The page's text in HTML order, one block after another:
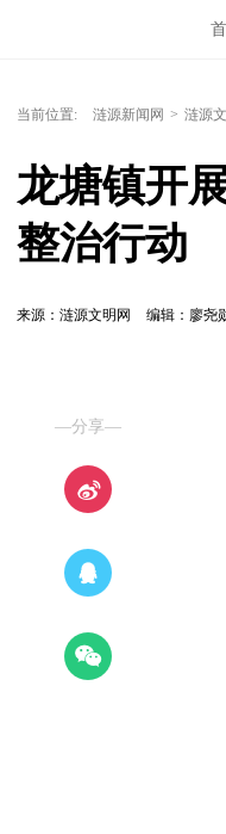
当前位置: 涟源新闻网 > 涟源
龙塘镇开
整治行动
来源：涟源文明网 编辑：廖尧
—分享—